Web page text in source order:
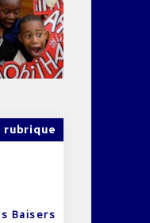
rubrique
Baisers